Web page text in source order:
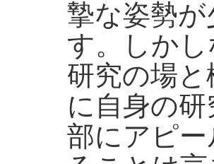
摯な姿勢
す。しか
研究の場
に自身の
部にアピ